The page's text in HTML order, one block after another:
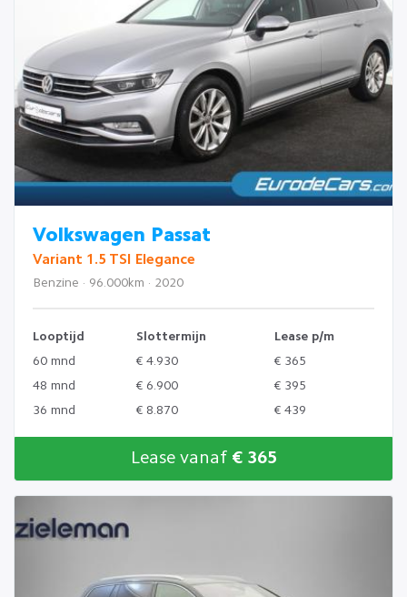
Volkswagen Passat
Variant 1.5 TSI Elegance
Benzine · 96.000km · 2020
Looptijd Slottermijn
Lease p/m
60 mnd
€ 4.930
€ 365
48 mnd
€ 6.900
€ 395
36 mnd
€ 8.870 € 439
Lease vanaf € 365